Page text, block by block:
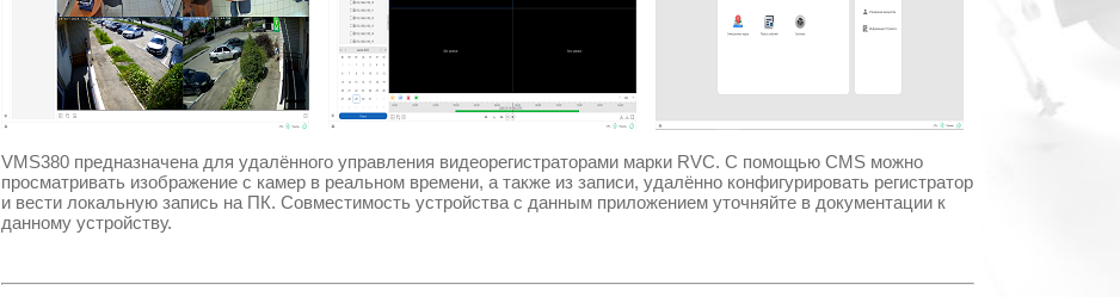
VMS380 предназначена для удалённого управления видеорегистраторами марки RVC. С помощью CMS можно
просматривать изображение с камер в реальном времени, а также из записи, удалённо конфигурировать регистратор
и вести локальную запись на ПК. Совместимость устройства с данным приложением уточняйте в документации к
данному устройству.